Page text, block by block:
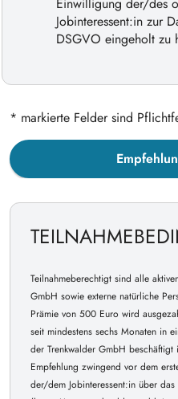
Jobinteressent:in zur
DSGVO eingeholt zu
* markierte Felder sind
Teilnahmeberechtigt sind alle
GmbH sowie externe natürliche
Prämie von 500 Euro wird
seit mindestens sechs Monaten in
der Trenkwalder GmbH
Empfehlung zwingend vor dem
der/dem Jobinteressent:in über